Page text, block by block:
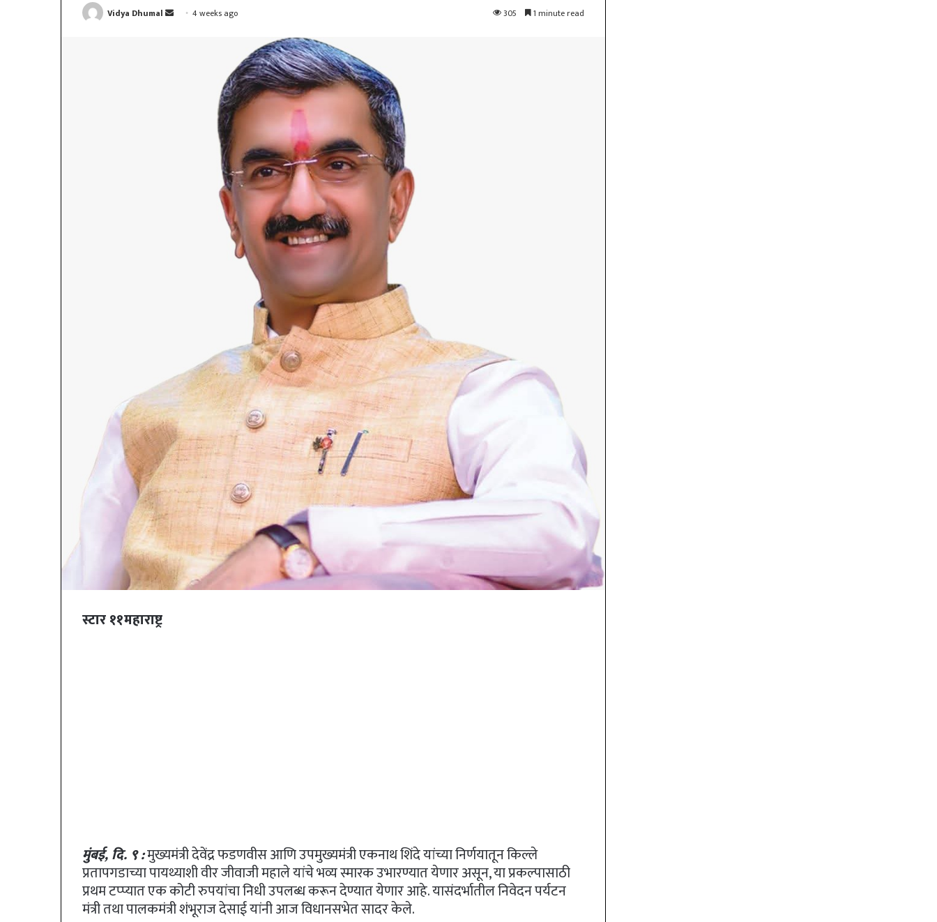
Vidya Dhumal
Send 4 weeks ago 305 1 minute read
स्टार ११महाराष्ट्र
मुंबई, दि. ९ :मुख्यमंत्री देवेंद्र फडणवीस आणि उपमुख्यमंत्री एकनाथ शिंदे यांच्या निर्णयातून किल्ले
प्रतापगडाच्या पायथ्याशी वीर जीवाजी महाले यांचे भव्य स्मारक उभारण्यात येणार असून, या प्रकल्पासाठी
प्रथम टप्प्यात एक कोटी रुपयांचा निधी उपलब्ध करून देण्यात येणार आहे. यासंदर्भातील निवेदन पर्यटन
मंत्री तथा पालकमंत्री शंभूराज देसाई यांनी आज विधानसभेत सादर केले.